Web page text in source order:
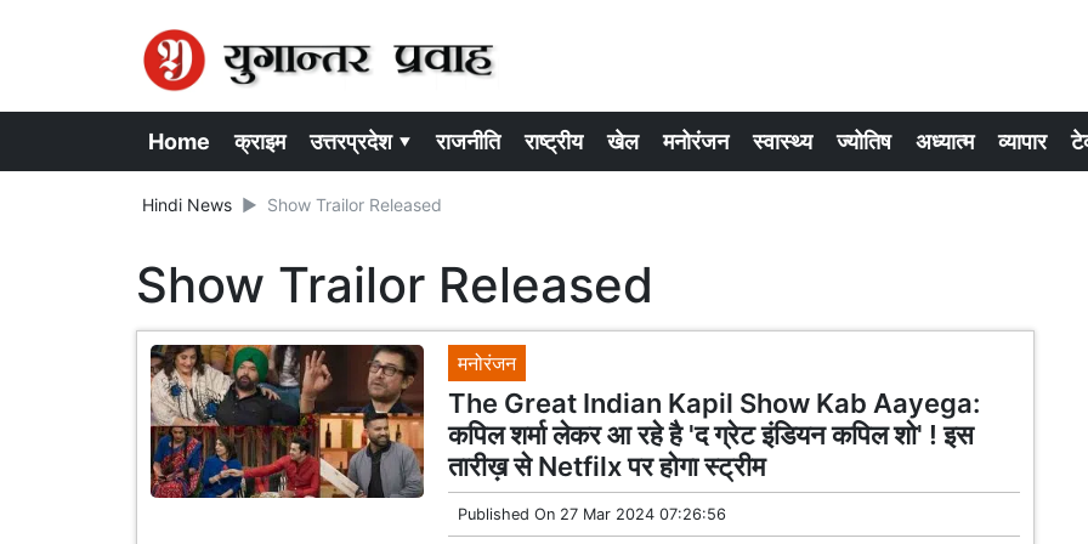
Home क्राइम उत्तरप्रदेश ▾ राजनीति राष्ट्रीय खेल मनोरंजन स्वास्थ्य ज्योतिष अध्यात्म व्यापार
Hindi News Show Trailor Released
Show Trailor Released
मनोरंजन
The Great Indian Kapil Show Kab Aayega:
कपिल शर्मा लेकर आ रहे है 'द ग्रेट इंडियन कपिल शो' ! इस
तारीख़ से Netfilx पर होगा स्ट्रीम
Published On 27 Mar 2024 07:26:56